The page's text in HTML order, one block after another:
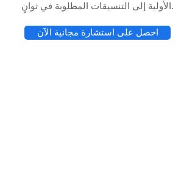
الأولية إلى التنسيقات المطلوبة في ثوانٍ.
احصل على استشارة مجانية الآن